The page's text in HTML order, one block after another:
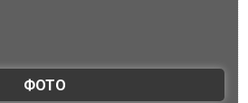
ФОТО